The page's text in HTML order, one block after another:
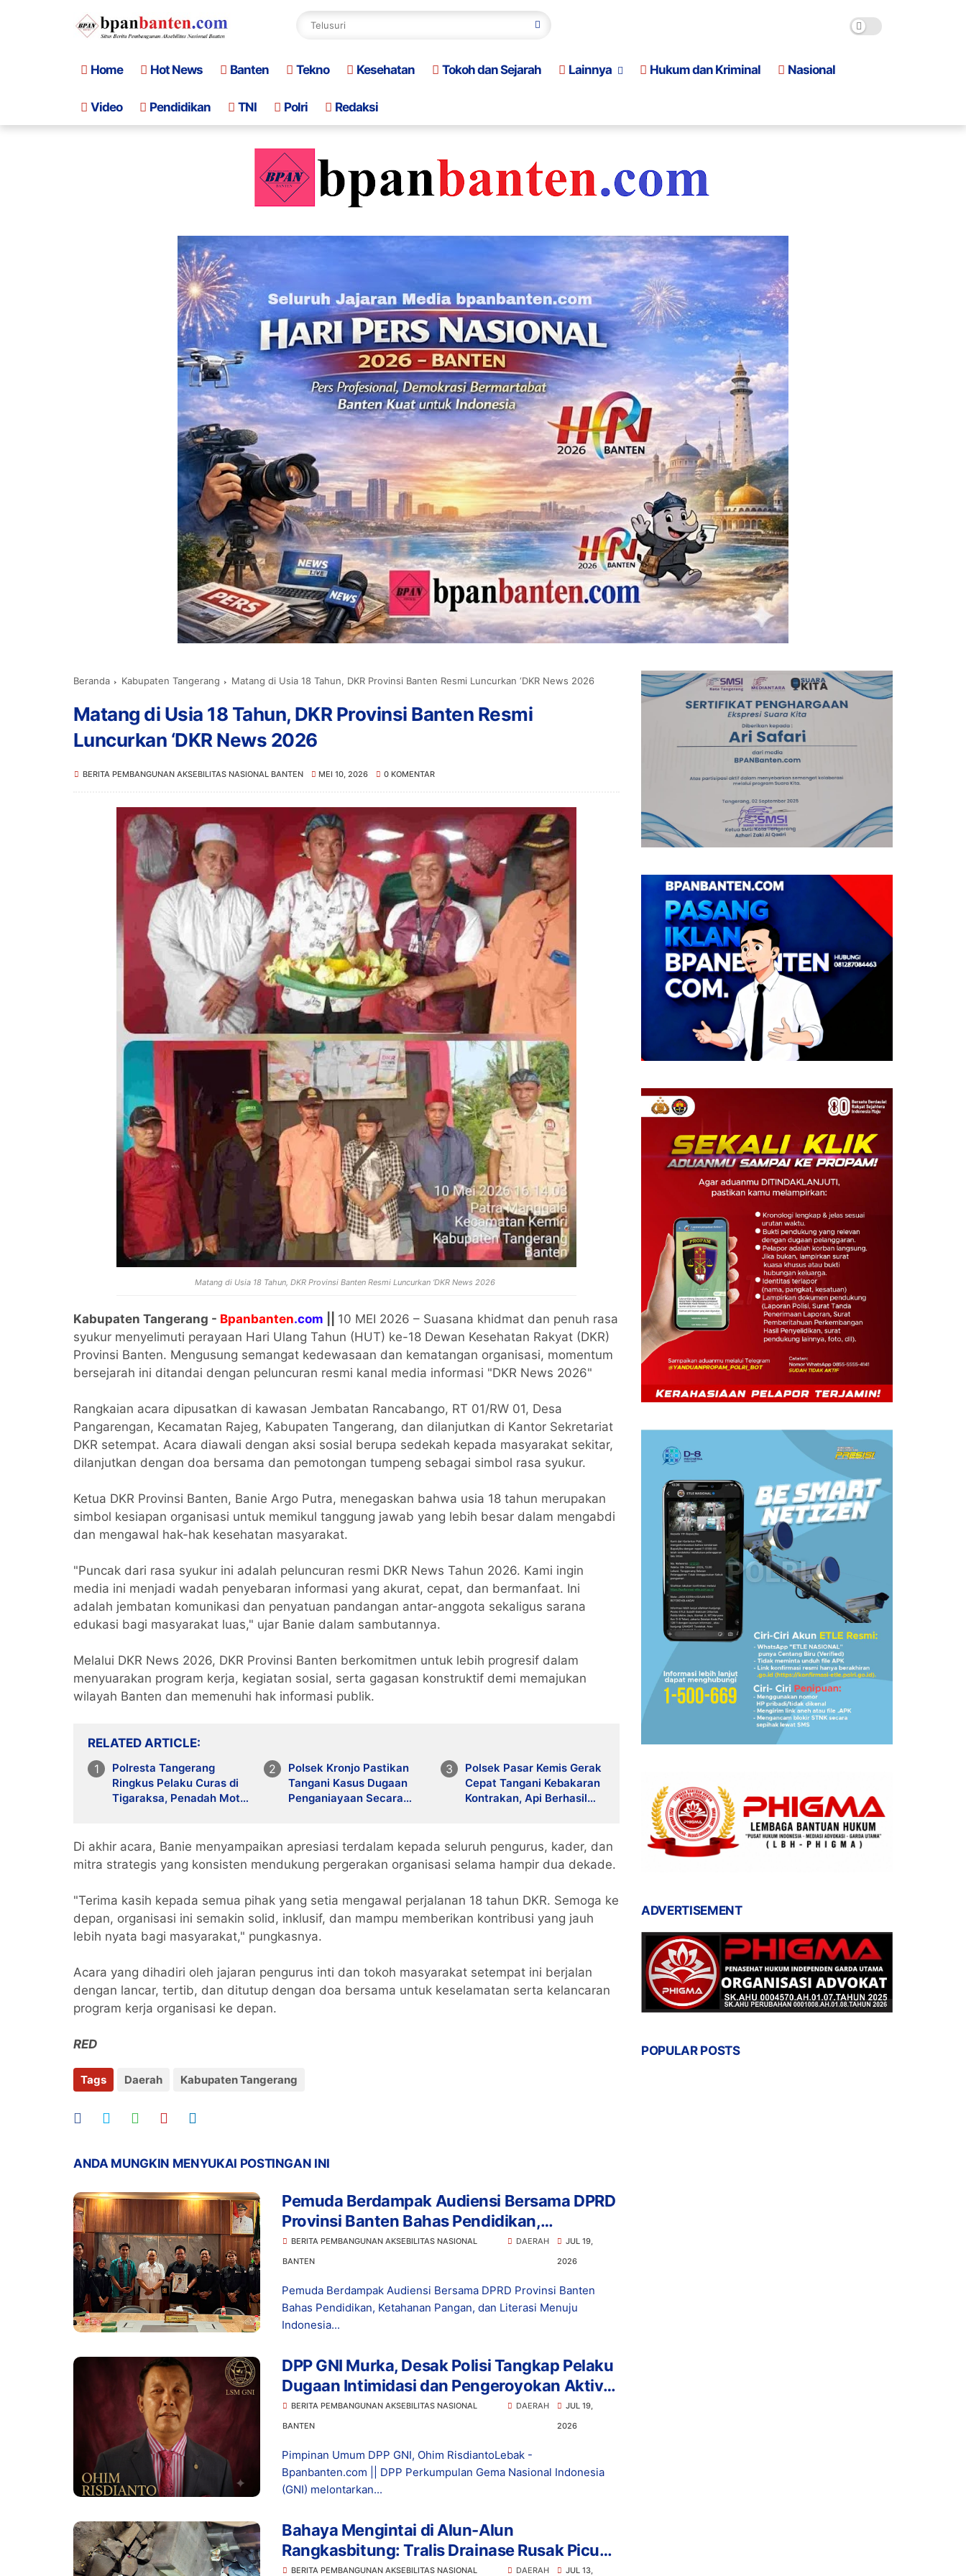
Home Hot News Banten Tekno Kesehatan Tokoh dan Sejarah Lainnya Hukum dan Kriminal Nasional
Video Pendidikan TNI Polri Redaksi
Beranda Kabupaten Tangerang Matang di Usia 18 Tahun, DKR Provinsi Banten Resmi Luncurkan ‘DKR News 2026
Matang di Usia 18 Tahun, DKR Provinsi Banten Resmi
Luncurkan ‘DKR News 2026
BERITA PEMBANGUNAN AKSEBILITAS NASIONAL BANTEN MEI 10, 2026 0 KOMENTAR
Matang di Usia 18 Tahun, DKR Provinsi Banten Resmi Luncurkan ‘DKR News 2026
Kabupaten Tangerang - Bpanbanten.com
10 MEI 2026 – Suasana khidmat dan penuh rasa
syukur menyelimuti perayaan Hari Ulang Tahun (HUT) ke-18 Dewan Kesehatan Rakyat (DKR)
Provinsi Banten. Mengusung semangat kedewasaan dan kematangan organisasi, momentum
bersejarah ini ditandai dengan peluncuran resmi kanal media informasi "DKR News 2026"
Rangkaian acara dipusatkan di kawasan Jembatan Rancabango, RT 01/RW 01, Desa
Pangarengan, Kecamatan Rajeg, Kabupaten Tangerang, dan dilanjutkan di Kantor Sekretariat
DKR setempat. Acara diawali dengan aksi sosial berupa sedekah kepada masyarakat sekitar,
dilanjutkan dengan doa bersama dan pemotongan tumpeng sebagai simbol rasa syukur.
Ketua DKR Provinsi Banten, Banie Argo Putra, menegaskan bahwa usia 18 tahun merupakan
simbol kesiapan organisasi untuk memikul tanggung jawab yang lebih besar dalam mengabdi
dan mengawal hak-hak kesehatan masyarakat.
"Puncak dari rasa syukur ini adalah peluncuran resmi DKR News Tahun 2026. Kami ingin
media ini menjadi wadah penyebaran informasi yang akurat, cepat, dan bermanfaat. Ini
adalah jembatan komunikasi dan penyatuan pandangan antar-anggota sekaligus sarana
edukasi bagi masyarakat luas," ujar Banie dalam sambutannya.
Melalui DKR News 2026, DKR Provinsi Banten berkomitmen untuk lebih progresif dalam
menyuarakan program kerja, kegiatan sosial, serta gagasan konstruktif demi memajukan
wilayah Banten dan memenuhi hak informasi publik.
RELATED ARTICLE
Polresta Tangerang
Ringkus Pelaku Curas di
Tigaraksa, Penadah Motor
Polsek Kronjo Pastikan
Tangani Kasus Dugaan
Penganiayaan Secara
Polsek Pasar Kemis Gerak
Cepat Tangani Kebakaran
Kontrakan, Api Berhasil
Di akhir acara, Banie menyampaikan apresiasi terdalam kepada seluruh pengurus, kader, dan
mitra strategis yang konsisten mendukung pergerakan organisasi selama hampir dua dekade.
"Terima kasih kepada semua pihak yang setia mengawal perjalanan 18 tahun DKR. Semoga ke
depan, organisasi ini semakin solid, inklusif, dan mampu memberikan kontribusi yang jauh
lebih nyata bagi masyarakat," pungkasnya.
Acara yang dihadiri oleh jajaran pengurus inti dan tokoh masyarakat setempat ini berjalan
dengan lancar, tertib, dan ditutup dengan doa bersama untuk keselamatan serta kelancaran
program kerja organisasi ke depan.
RED
Tags Daerah Kabupaten Tangerang
ANDA MUNGKIN MENYUKAI POSTINGAN INI
Pemuda Berdampak Audiensi Bersama DPRD
Provinsi Banten Bahas Pendidikan,
Ketahanan Pangan, dan Literasi Menuju
Indonesia Emas 2045
BERITA PEMBANGUNAN AKSEBILITAS NASIONAL
BANTEN
DAERAH
JUL 19,
2026
Pemuda Berdampak Audiensi Bersama DPRD Provinsi Banten
Bahas Pendidikan, Ketahanan Pangan, dan Literasi Menuju
Indonesia...
DPP GNI Murka, Desak Polisi Tangkap Pelaku
Dugaan Intimidasi dan Pengeroyokan Aktivis
di Lebak
BERITA PEMBANGUNAN AKSEBILITAS NASIONAL
BANTEN
DAERAH
JUL 19,
2026
Pimpinan Umum DPP GNI, Ohim RisdiantoLebak -
Bpanbanten.com || DPP Perkumpulan Gema Nasional Indonesia
(GNI) melontarkan...
Bahaya Mengintai di Alun-Alun
Rangkasbitung: Tralis Drainase Rusak Picu
Banyak Pengunjung Terperosok
BERITA PEMBANGUNAN AKSEBILITAS NASIONAL DAERAH JUL 13,
ADVERTISEMENT
POPULAR POSTS